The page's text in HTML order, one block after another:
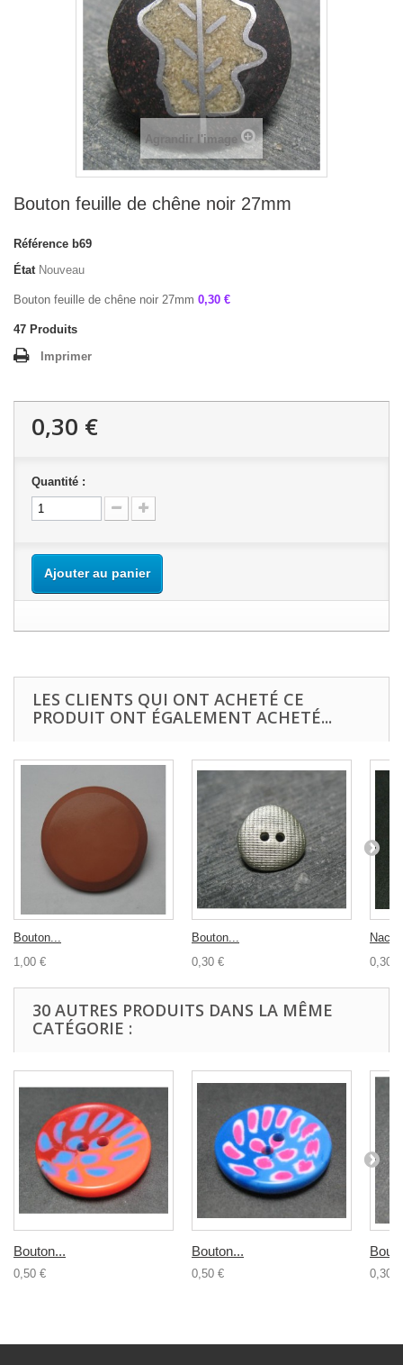
Agrandir l'image
Bouton feuille de chêne noir 27mm
Référence b69
État Nouveau
Bouton feuille de chêne noir 27mm 0,30 €
47 Produits
Imprimer
0,30 €
Quantité :
Ajouter au panier
LES CLIENTS QUI ONT ACHETÉ CE
PRODUIT ONT ÉGALEMENT ACHETÉ...
Bouton...
1,00 €
Bouton...
0,30 €
0,30 €
30 AUTRES PRODUITS DANS LA MÊME
CATÉGORIE :
Bouton...
0,50 €
Bouton...
0,50 € 0,30 €